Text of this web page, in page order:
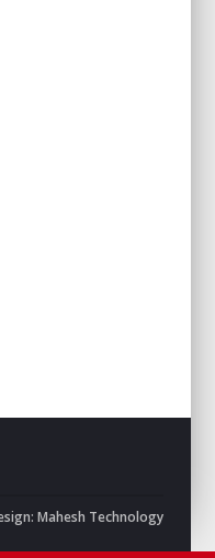
Mahesh Technology